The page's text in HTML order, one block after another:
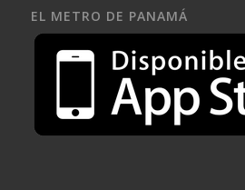
EL METRO DE PANAMÁ